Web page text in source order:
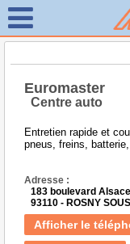
Euromaster
Centre auto
Entretien rapide et
pneus, freins,
Adresse :
183 boulevard
93110 - ROSNY
Afficher le